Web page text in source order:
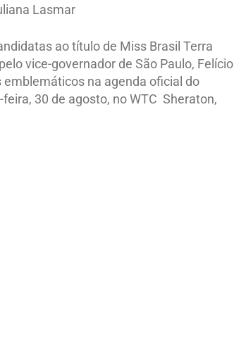
Lasmar
ao título de Miss Brasil Terra
vice-governador de São Paulo, Felício
na agenda oficial do
30 de agosto, no WTC Sheraton,